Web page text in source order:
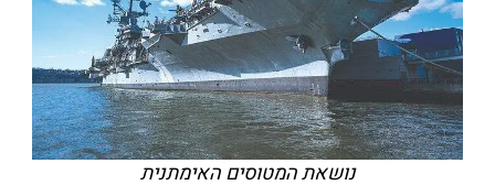
נושאת המטוסים האימתנית